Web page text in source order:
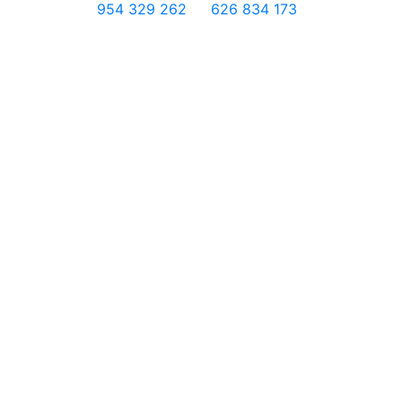
954 329 262 626 834 173